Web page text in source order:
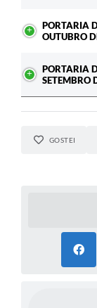
PORTARIA
OUTUBRO
PORTARIA
SETEMBRO
GOSTEI